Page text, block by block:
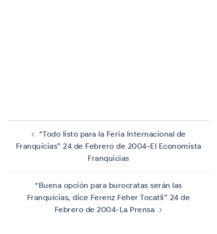
Navegación
entradas
“Todo listo para la Feria Internacional de
Franquicias” 24 de Febrero de 2004-El Economista
Franquicias
“Buena opción para burocratas serán las
Franquicias, dice Ferenz Feher Tocatli” 24 de
Febrero de 2004-La Prensa